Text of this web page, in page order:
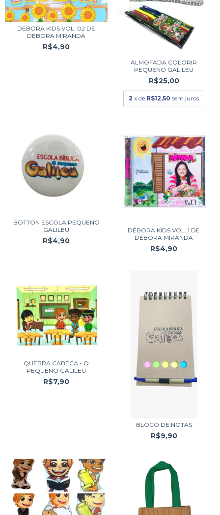
DÉBORA KIDS VOL. 02 DE
DÉBORA MIRANDA
R$4,90
ALMOFADA COLORIR
PEQUENO GALILEU
R$25,00
2 x de R$12,50 sem juros
BOTTON ESCOLA PEQUENO
GALILEU
R$4,90
DÉBORA KIDS VOL. 1 DE
DÉBORA MIRANDA
R$4,90
QUEBRA CABEÇA - O
PEQUENO GALILEU
R$7,90
BLOCO DE NOTAS
R$9,90